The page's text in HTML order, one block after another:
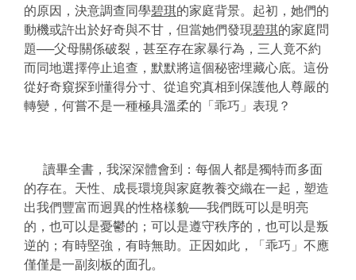
的原因，決意調查同學碧琪的家庭背景。起初，她們的
動機或許出於好奇與不甘，但當她們發現碧琪的家庭問
題──父母關係破裂，甚至存在家暴行為，三人竟不約
而同地選擇停止追查，默默將這個秘密埋藏心底。這份
從好奇窺探到懂得分寸、從追究真相到保護他人尊嚴的
轉變，何嘗不是一種極具溫柔的「乖巧」表現？
讀畢全書，我深深體會到：每個人都是獨特而多面
的存在。天性、成長環境與家庭教養交織在一起，塑造
出我們豐富而迥異的性格樣貌──我們既可以是明亮
的，也可以是憂鬱的；可以是遵守秩序的，也可以是叛
逆的；有時堅強，有時無助。正因如此，「乖巧」不應
僅僅是一副刻板的面孔。